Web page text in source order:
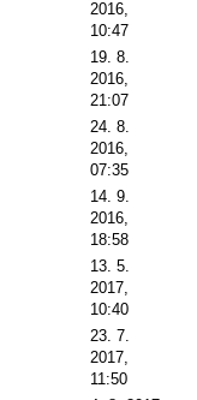
2016,
10:47
19. 8.
2016,
21:07
24. 8.
2016,
07:35
14. 9.
2016,
18:58
13. 5.
2017,
10:40
23. 7.
2017,
11:50